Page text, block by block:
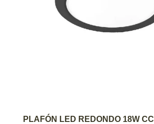
AGREGAR AL
PLAFÓN LED REDONDO 18W